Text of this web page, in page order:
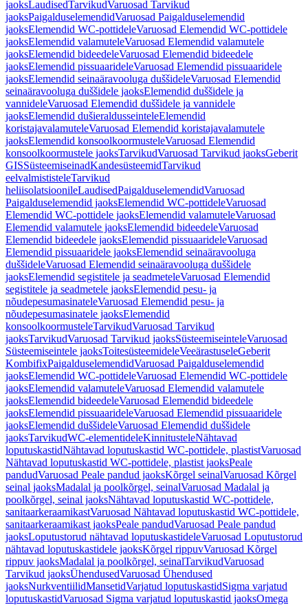
jaoksLaudisedTarvikudVaruosad Tarvikud
jaoksPaigalduselemendidVaruosad Paigalduselemendid
jaoksElemendid WC-pottideleVaruosad Elemendid WC-pottidele
jaoksElemendid valamuteleVaruosad Elemendid valamutele
jaoksElemendid bideedeleVaruosad Elemendid bideedele
jaoksElemendid pissuaarideleVaruosad Elemendid pissuaaridele
jaoksElemendid seinaäravooluga duššideleVaruosad Elemendid
seinaäravooluga duššidele jaoksElemendid duššidele ja
vannideleVaruosad Elemendid duššidele ja vannidele
jaoksElemendid dušieraldusseinteleElemendid
koristajavalamuteleVaruosad Elemendid koristajavalamutele
jaoksElemendid konsoolkoormusteleVaruosad Elemendid
konsoolkoormustele jaoksTarvikudVaruosad Tarvikud jaoksGeberit
GISSüsteemiseinadKandesüsteemidTarvikud
eelvalmististeleTarvikud
heliisolatsioonileLaudisedPaigalduselemendidVaruosad
Paigalduselemendid jaoksElemendid WC-pottideleVaruosad
Elemendid WC-pottidele jaoksElemendid valamuteleVaruosad
Elemendid valamutele jaoksElemendid bideedeleVaruosad
Elemendid bideedele jaoksElemendid pissuaarideleVaruosad
Elemendid pissuaaridele jaoksElemendid seinaäravooluga
duššideleVaruosad Elemendid seinaäravooluga duššidele
jaoksElemendid segistitele ja seadmeteleVaruosad Elemendid
segistitele ja seadmetele jaoksElemendid pesu- ja
nõudepesumasinateleVaruosad Elemendid pesu- ja
nõudepesumasinatele jaoksElemendid
konsoolkoormusteleTarvikudVaruosad Tarvikud
jaoksTarvikudVaruosad Tarvikud jaoksSüsteemiseinteleVaruosad
Süsteemiseintele jaoksToitesüsteemideleVeeärastuseleGeberit
KombifixPaigalduselemendidVaruosad Paigalduselemendid
jaoksElemendid WC-pottideleVaruosad Elemendid WC-pottidele
jaoksElemendid valamuteleVaruosad Elemendid valamutele
jaoksElemendid bideedeleVaruosad Elemendid bideedele
jaoksElemendid pissuaarideleVaruosad Elemendid pissuaaridele
jaoksElemendid duššideleVaruosad Elemendid duššidele
jaoksTarvikudWC-elementideleKinnitusteleNähtavad
loputuskastidNähtavad loputuskastid WC-pottidele, plastistVaruosad
Nähtavad loputuskastid WC-pottidele, plastist jaoksPeale
pandudVaruosad Peale pandud jaoksKõrgel seinalVaruosad Kõrgel
seinal jaoksMadalal ja poolkõrgel, seinalVaruosad Madalal ja
poolkõrgel, seinal jaoksNähtavad loputuskastid WC-pottidele,
sanitaarkeraamikastVaruosad Nähtavad loputuskastid WC-pottidele,
sanitaarkeraamikast jaoksPeale pandudVaruosad Peale pandud
jaoksLoputustorud nähtavad loputuskastideleVaruosad Loputustorud
nähtavad loputuskastidele jaoksKõrgel rippuvVaruosad Kõrgel
rippuv jaoksMadalal ja poolkõrgel, seinalTarvikudVaruosad
Tarvikud jaoksÜhendusedVaruosad Ühendused
jaoksNurkventiilidMansetidVarjatud loputuskastidSigma varjatud
loputuskastidVaruosad Sigma varjatud loputuskastid jaoksOmega